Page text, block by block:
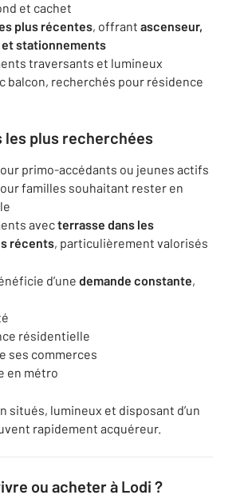
et cachet
plus récentes, offrant ascenseur,
stationnements
traversants et lumineux
balcon, recherchés pour résidence
les plus recherchées
primo-accédants ou jeunes actifs
familles souhaitant rester en
avecterrasse dans les
récents, particulièrement valorisés
d’une demande constante,
résidentielle
ses commerces
en métro
situés, lumineux et disposant d’un
rapidement acquéreur.
ou acheter à Lodi ?